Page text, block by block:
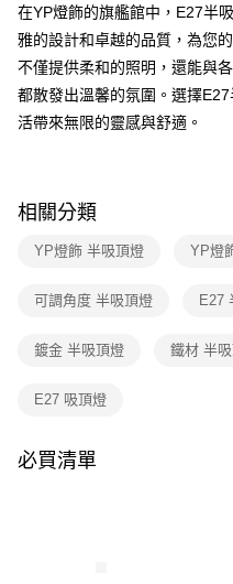
AFTEE先享後付
相關說明
【關於「AFTEE先享後付」】
AFTEE先享後付是「在收到商品
便利好安心！
１．簡單：不需註冊會員、不需綁
【「AFTEE先享後付」結帳流程】
１．於結帳方式選擇「AFTEE先享
結帳頁面，進行簡訊認證並確認金
ATM／網路銀行／等多元方式進
購買商品的店家。未經商家同意取
是否繳費成功／繳費後需取消欲退
【注意事項】
每筆NT$180，滿NT$5,000(含
在YP燈飾的旗艦館中，E27半
雅的設計和卓越的品質，為您
不僅提供柔和的照明，還能與
都散發出溫馨的氛圍。選擇
活帶來無限的靈感與舒適。
相關分類
YP燈飾 半吸頂燈 YP燈
可調角度 半吸頂燈 E27
鍍金 半吸頂燈 鐵材 半
E27 吸頂燈
必買清單